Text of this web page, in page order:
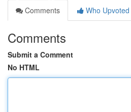
Comments
Who Upvoted
Comments
Submit a Comment
No HTML